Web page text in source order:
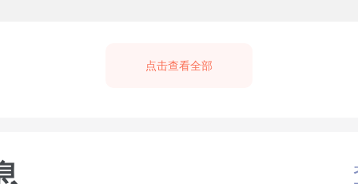
点击查看全部